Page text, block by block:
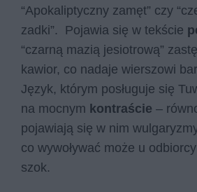
“Apokaliptyczny zamęt” czy
zadki”. Pojawia się w tekście
“czarną mazią jesiotrową”
kawior, co nadaje wierszowi
Język, którym posługuje się
na mocnym kontraście –
pojawiają się w nim
co wywoływać może u
szok.